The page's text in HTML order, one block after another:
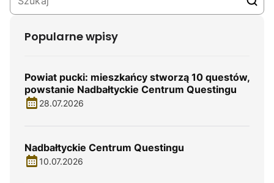
Popularne wpisy
Powiat pucki: mieszkańcy stworzą 10 questów,
powstanie Nadbałtyckie Centrum Questingu
28.07.2026
Nadbałtyckie Centrum Questingu
10.07.2026